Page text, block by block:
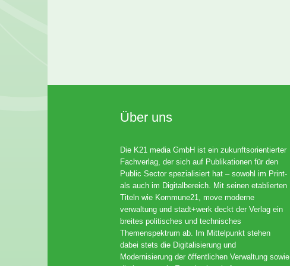
Über uns
Die K21 media GmbH ist ein zukunftsorientierter
Fachverlag, der sich auf Publikationen für den
Public Sector spezialisiert hat – sowohl im Print-
als auch im Digitalbereich. Mit seinen etablierten
Titeln wie Kommune21, move moderne
verwaltung und stadt+werk deckt der Verlag ein
breites politisches und technisches
Themenspektrum ab. Im Mittelpunkt stehen
dabei stets die Digitalisierung und
Modernisierung der öffentlichen Verwaltung sowie